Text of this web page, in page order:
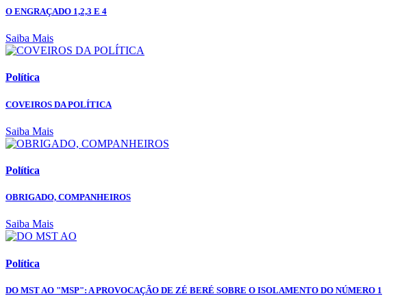
O ENGRAÇADO 1,2,3 E 4
Saiba Mais
Política
COVEIROS DA POLÍTICA
Saiba Mais
Política
OBRIGADO, COMPANHEIROS
Saiba Mais
Política
DO MST AO "MSP": A PROVOCAÇÃO DE ZÉ BERÉ SOBRE O ISOLAMENTO DO NÚMERO 1